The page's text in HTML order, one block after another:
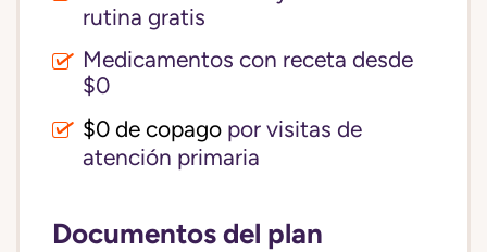
rutina gratis
Medicamentos con receta desde
$0
$0 de copago por visitas de
atención primaria
Documentos del plan